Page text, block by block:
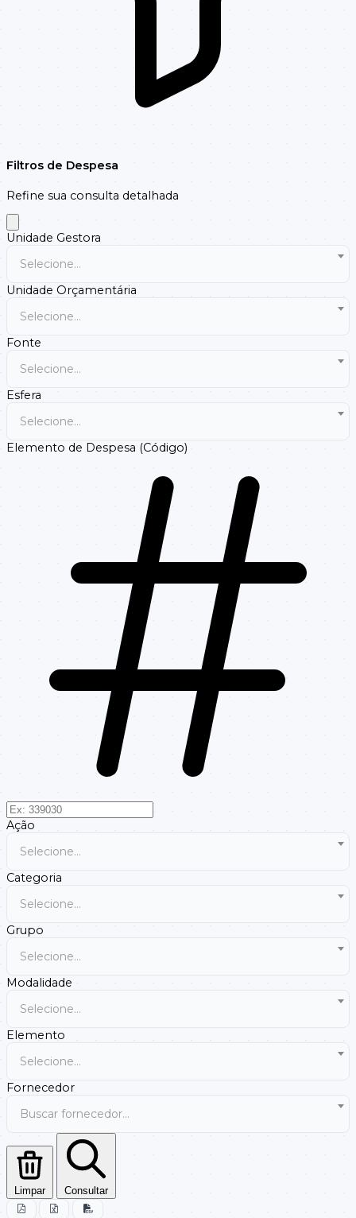
Filtros de Despesa
Refine sua consulta detalhada
Unidade Gestora
Selecione...
Unidade Orçamentária
Selecione...
Fonte
Selecione...
Esfera
Selecione...
Elemento de Despesa (Código)
Ação
Selecione...
Categoria
Selecione...
Grupo
Selecione...
Modalidade
Selecione...
Elemento
Selecione...
Fornecedor
Buscar fornecedor...
Limpar Consultar